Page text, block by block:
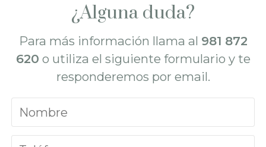
¿Alguna duda?
Para más información llama al 981 872
620 o utiliza el siguiente formulario y te
responderemos por email.